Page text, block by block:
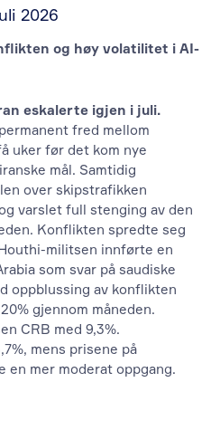
2026
og høy volatilitet i AI-
eskalerte igjen i juli.
fred mellom
uker før det kom nye
mål. Samtidig
over skipstrafikken
varslet full stenging av den
Konflikten spredte seg
militsen innførte en
som svar på saudiske
oppblussing av konflikten
gjennom måneden.
CRB med 9,3%.
mens prisene på
en mer moderat oppgang.